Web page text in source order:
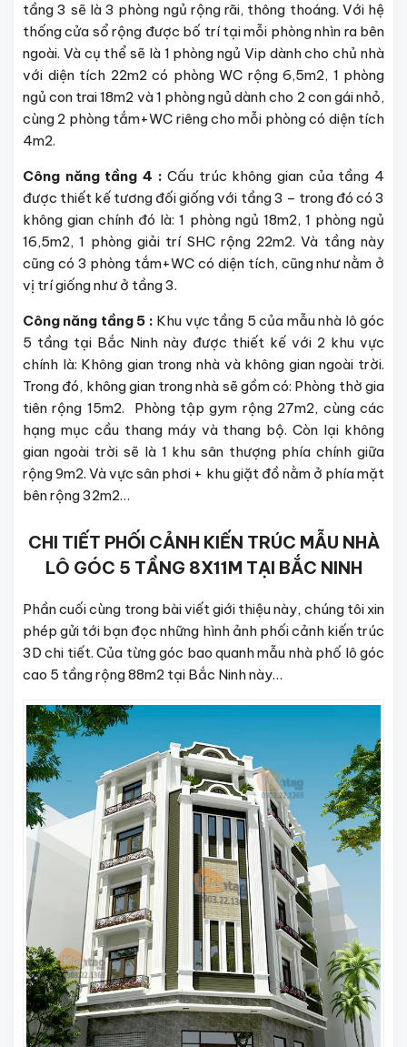
tầng 3 sẽ là 3 phòng ngủ rộng rãi, thông thoáng. Với hệ
thống cửa sổ rộng được bố trí tại mỗi phòng nhìn ra bên
ngoài. Và cụ thể sẽ là 1 phòng ngủ Vip dành cho chủ nhà
với diện tích 22m2 có phòng WC rộng 6,5m2, 1 phòng
ngủ con trai 18m2 và 1 phòng ngủ dành cho 2 con gái nhỏ,
cùng 2 phòng tắm+WC riêng cho mỗi phòng có diện tích
4m2.
Công năng tầng 4 :Cấu trúc không gian của tầng 4
được thiết kế tương đối giống với tầng 3 – trong đó có 3
không gian chính đó là: 1 phòng ngủ 18m2, 1 phòng ngủ
16,5m2, 1 phòng giải trí SHC rộng 22m2. Và tầng này
cũng có 3 phòng tắm+WC có diện tích, cũng như nằm ở
vị trí giống như ở tầng 3.
Công năng tầng 5 : Khu vực tầng 5 của mẫu nhà lô góc
5 tầng tại Bắc Ninh này được thiết kế với 2 khu vực
chính là: Không gian trong nhà và không gian ngoài trời.
Trong đó, không gian trong nhà sẽ gồm có: Phòng thờ gia
tiên rộng 15m2. Phòng tập gym rộng 27m2, cùng các
hạng mục cầu thang máy và thang bộ. Còn lại không
gian ngoài trời sẽ là 1 khu sân thượng phía chính giữa
rộng 9m2. Và vực sân phơi + khu giặt đồ nằm ở phía mặt
bên rộng 32m2…
CHI TIẾT PHỐI CẢNH KIẾN TRÚC MẪU NHÀ
LÔ GÓC 5 TẦNG 8X11M TẠI BẮC NINH
Phần cuối cùng trong bài viết giới thiệu này, chúng tôi xin
phép gửi tới bạn đọc những hình ảnh phối cảnh kiến trúc
3D chi tiết. Của từng góc bao quanh mẫu nhà phố lô góc
cao 5 tầng rộng 88m2 tại Bắc Ninh này…